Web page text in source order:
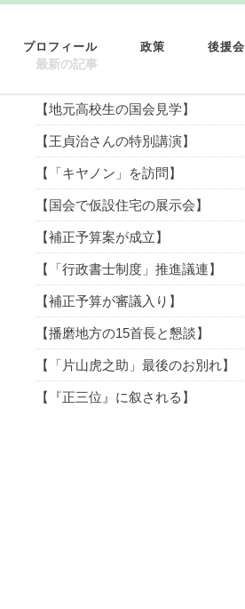
プロフィール 政策 後援会
最新の記事
【地元高校生の国会見学】
【王貞治さんの特別講演】
【「キヤノン」を訪問】
【国会で仮設住宅の展示会】
【補正予算案が成立】
【「行政書士制度」推進議連】
【補正予算が審議入り】
【播磨地方の15首長と懇談】
【「片山虎之助」最後のお別れ】
【『正三位』に叙される】